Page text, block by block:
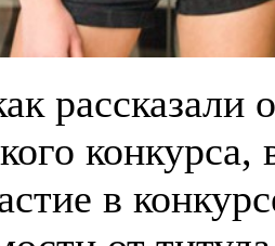
рассказали
в